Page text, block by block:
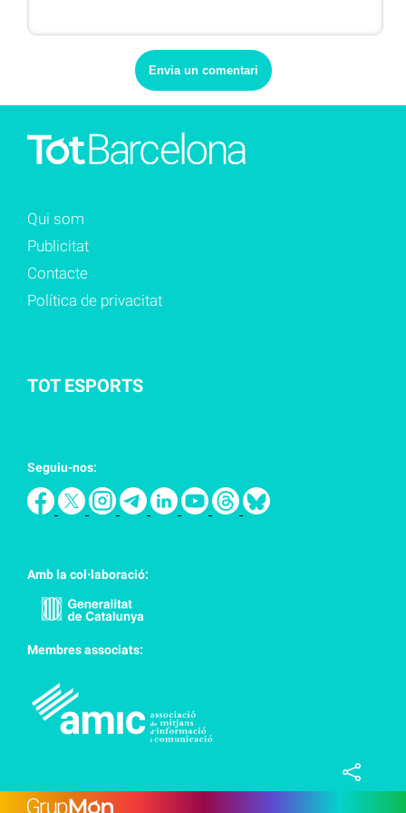
Qui som
Publicitat
Contacte
Política de privacitat
TOT ESPORTS
Seguiu-nos:
Amb la col·laboració:
Membres associats: